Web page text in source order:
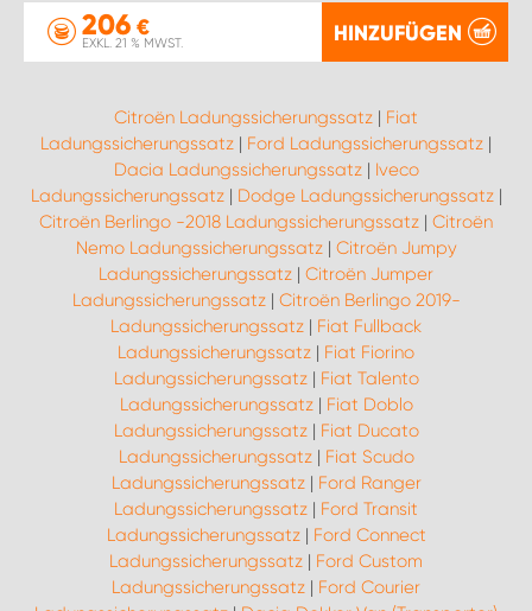
206 €
EXKL. 21 % MWST. HINZUFÜGEN
Citroën Ladungssicherungssatz | Fiat
Ladungssicherungssatz | Ford Ladungssicherungssatz |
Dacia Ladungssicherungssatz| Iveco
Ladungssicherungssatz| Dodge Ladungssicherungssatz|
Citroën Berlingo -2018 Ladungssicherungssatz | Citroën
Nemo Ladungssicherungssatz| Citroën Jumpy
Ladungssicherungssatz | Citroën Jumper
Ladungssicherungssatz| Citroën Berlingo 2019-
Ladungssicherungssatz | Fiat Fullback
Ladungssicherungssatz | Fiat Fiorino
Ladungssicherungssatz| Fiat Talento
Ladungssicherungssatz| Fiat Doblo
Ladungssicherungssatz| Fiat Ducato
Ladungssicherungssatz| Fiat Scudo
Ladungssicherungssatz| Ford Ranger
Ladungssicherungssatz | Ford Transit
Ladungssicherungssatz| Ford Connect
Ladungssicherungssatz | Ford Custom
Ladungssicherungssatz | Ford Courier